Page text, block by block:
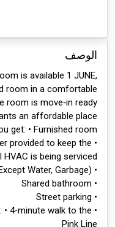
الوصف
is available 1 JUNE,
room in a comfortable
room is move‑in ready
an affordable place
get: • Furnished room
provided to keep the
is being serviced
• Utilities included (Except Water, Garbage)
• Shared bathroom
• Street parking
• 4‑minute walk to the
Pink Line